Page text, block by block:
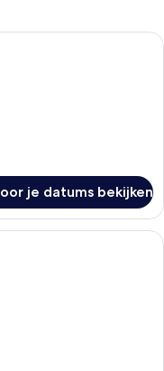
met een bed,
je datums bekijken
badkamer met een